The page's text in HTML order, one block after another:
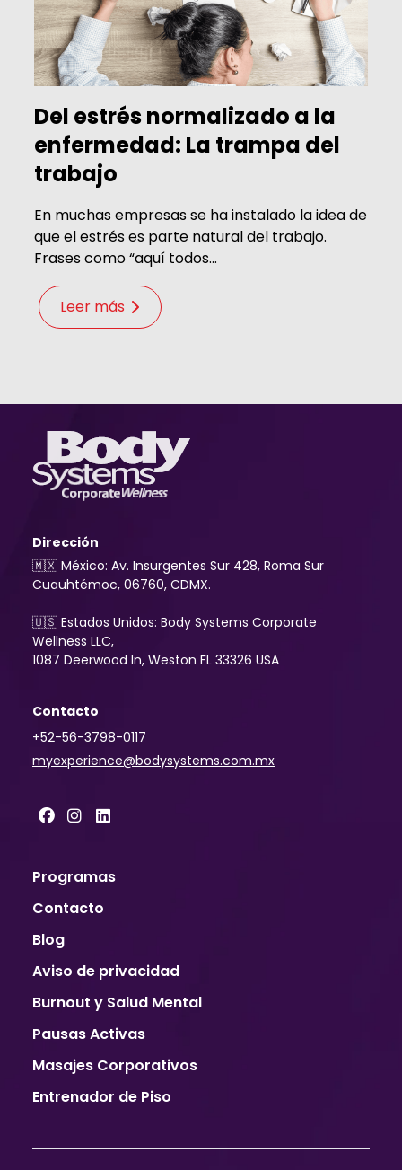
Del estrés normalizado a la
enfermedad: La trampa del
trabajo
En muchas empresas se ha instalado la idea de
que el estrés es parte natural del trabajo.
Frases como “aquí todos...
Leer más
Dirección
🇲🇽 México: Av. Insurgentes Sur 428, Roma Sur
Cuauhtémoc, 06760, CDMX.
🇺🇸 Estados Unidos: Body Systems Corporate
Wellness LLC,
1087 Deerwood ln, Weston FL 33326 USA
Contacto
+52-56-3798-0117
myexperience@bodysystems.com.mx
Programas
Contacto
Blog
Aviso de privacidad
Burnout y Salud Mental
Pausas Activas
Masajes Corporativos
Entrenador de Piso